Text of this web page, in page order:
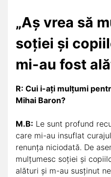
„Aș vrea să
soției și
mi-au fost
R: Cui i-ați mulțumi
Mihai Baron?
M.B: Le sunt profund
care mi-au insuflat
renunța niciodată. De
mulțumesc soției și
alături și m-au susținut